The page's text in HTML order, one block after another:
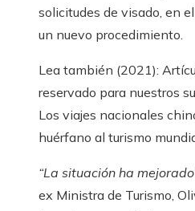
solicitudes de visado, en
un nuevo procedimiento.
Lea también (2021):
reservado para nuestros
Los viajes nacionales
huérfano al turismo
“La situación ha
ex Ministra de Turismo,